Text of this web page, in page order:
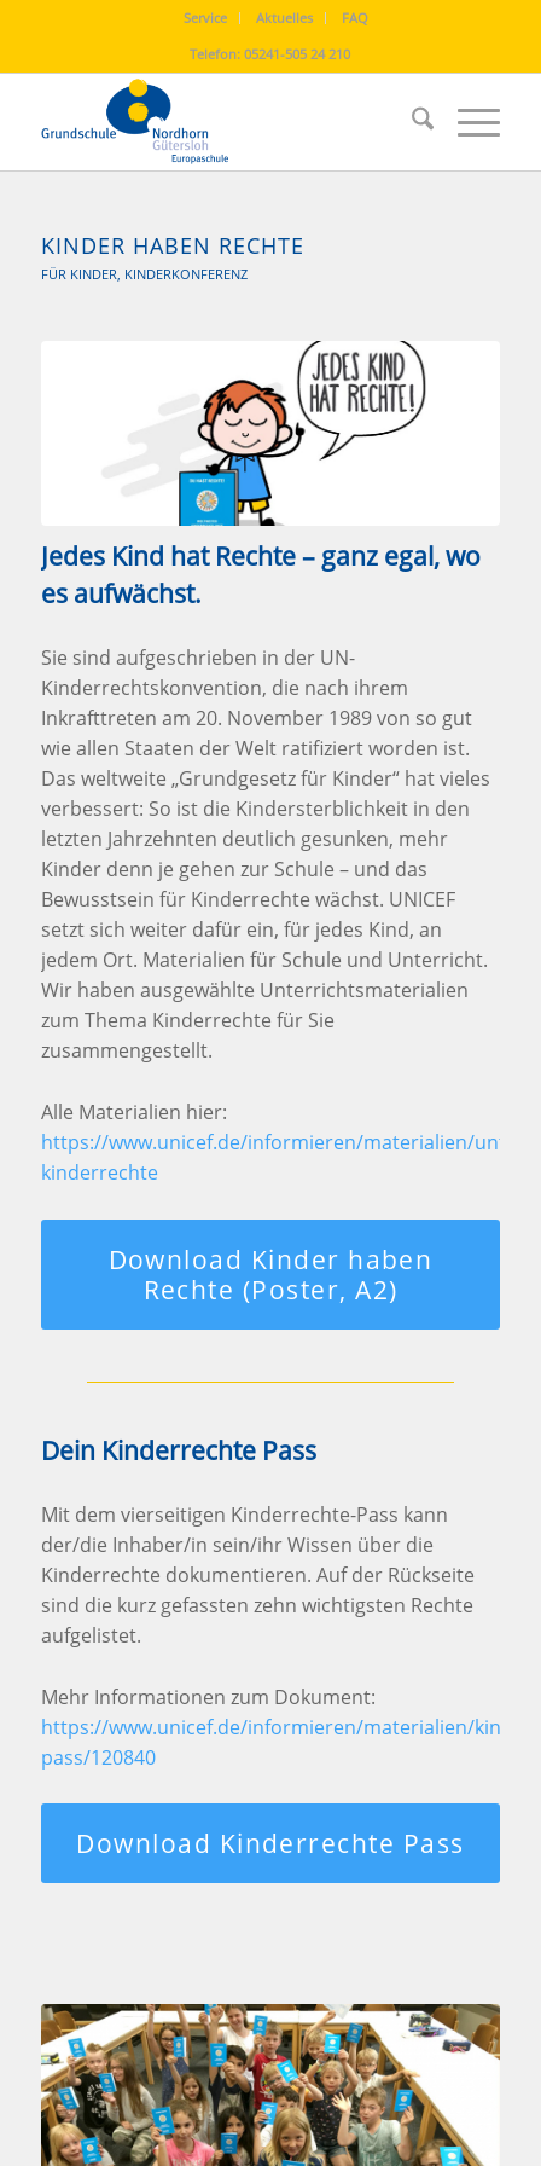
Service Aktuelles
FAQ
Telefon:05241-505 24 210
KINDER HABEN RECHTE
FÜR KINDER, KINDERKONFERENZ
Jedes Kind hat Rechte – ganz egal, wo
es aufwächst.
Sie sind aufgeschrieben in der UN-
Kinderrechtskonvention, die nach ihrem
Inkrafttreten am 20. November 1989 von so gut
wie allen Staaten der Welt ratifiziert worden ist.
Das weltweite „Grundgesetz für Kinder“ hat vieles
verbessert: So ist die Kindersterblichkeit in den
letzten Jahrzehnten deutlich gesunken, mehr
Kinder denn je gehen zur Schule – und das
Bewusstsein für Kinderrechte wächst. UNICEF
setzt sich weiter dafür ein, für jedes Kind, an
jedem Ort. Materialien für Schule und Unterricht.
Wir haben ausgewählte Unterrichtsmaterialien
zum Thema Kinderrechte für Sie
zusammengestellt.
Alle Materialien hier:
https://www.unicef.de/informieren/materialien/
kinderrechte
Download Kinder haben
Rechte (Poster, A2)
Dein Kinderrechte Pass
Mit dem vierseitigen Kinderrechte-Pass kann
der/die Inhaber/in sein/ihr Wissen über die
Kinderrechte dokumentieren. Auf der Rückseite
sind die kurz gefassten zehn wichtigsten Rechte
aufgelistet.
Mehr Informationen zum Dokument:
https://www.unicef.de/informieren/materialien/
pass/120840
Download Kinderrechte Pass